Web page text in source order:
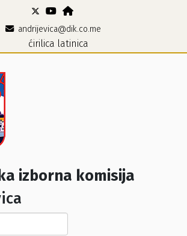
andrijevica@dik.co.me
ćirilica latinica
izborna komisija